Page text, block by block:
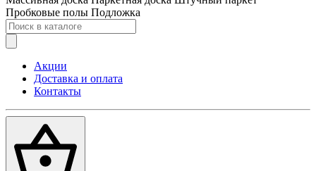
Пробковые полы Подложка
Акции
Доставка и оплата
Контакты